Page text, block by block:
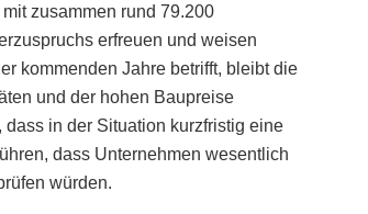
zusammen rund 79.200
erfreuen und weisen
kommenden Jahre betrifft, bleibt die
und der hohen Baupreise
in der Situation kurzfristig eine
dass Unternehmen wesentlich
würden.